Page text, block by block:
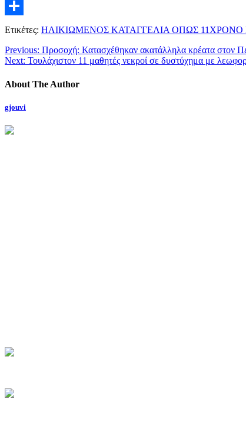
Twitter
Μοιραστείτε
Ετικέτες: ΗΛΙΚΙΩΜΕΝΟΣ ΚΑΤΑΓΓΕΛΙΑ ΟΠΩΣ
Previous: Προσοχή: Κατασχέθηκαν ακατάλληλα κρέατα στον
Next: Τουλάχιστον 11 μαθητές νεκροί σε δυστύχημα με
About The Author
gjouvi